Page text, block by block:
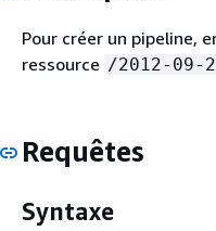
Pour créer un pipeline,
ressource /2012-
Requêtes
Syntaxe